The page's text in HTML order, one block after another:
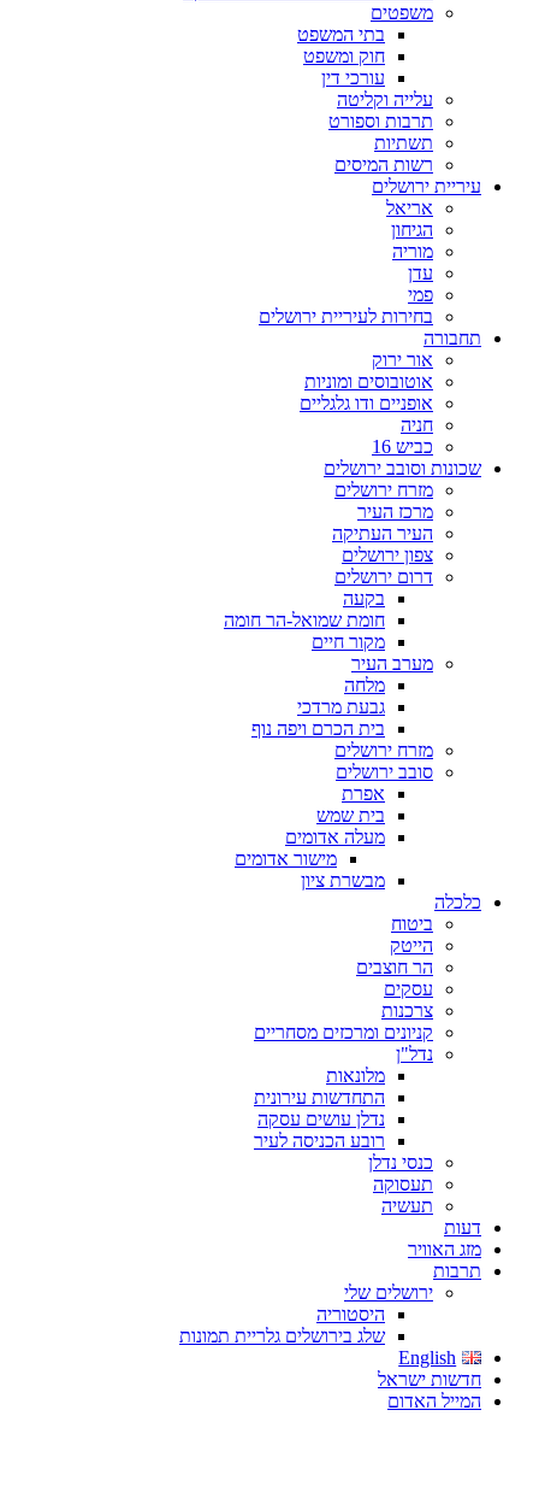
משפטים
בתי המשפט
חוק ומשפט
עורכי דין
עלייה וקליטה
תרבות וספורט
תשתיות
רשות המיסים
עיריית ירושלים
אריאל
הגיחון
מוריה
עדן
פמי
בחירות לעיריית ירושלים
תחבורה
אור ירוק
אוטובוסים ומוניות
אופניים ודו גלגליים
חניה
כביש 16
שכונות וסובב ירושלים
מזרח ירושלים
מרכז העיר
העיר העתיקה
צפון ירושלים
דרום ירושלים
בקעה
חומת שמואל-הר חומה
מקור חיים
מערב העיר
מלחה
גבעת מרדכי
בית הכרם ויפה נוף
מזרח ירושלים
סובב ירושלים
אפרת
בית שמש
מעלה אדומים
מישור אדומים
מבשרת ציון
כלכלה
ביטוח
הייטק
הר חוצבים
עסקים
צרכנות
קניונים ומרכזים מסחריים
נדל"ן
מלונאות
התחדשות עירונית
נדלן עושים עסקה
רובע הכניסה לעיר
כנסי נדלן
תעסוקה
תעשיה
דעות
מזג האוויר
תרבות
ירושלים שלי
היסטוריה
שלג בירושלים גלריית תמונות
English
חדשות ישראל
המייל האדום